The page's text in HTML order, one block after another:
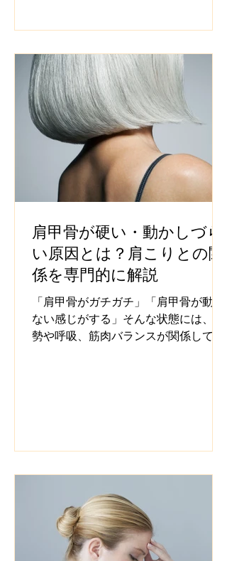
肩甲骨が硬い・動かしづら
い原因とは？肩こりとの関
係を専門的に解説
「肩甲骨がガチガチ」「肩甲骨が動か
ない感じがする」そんな状態には、姿
勢や呼吸、筋肉バランスが関係してい